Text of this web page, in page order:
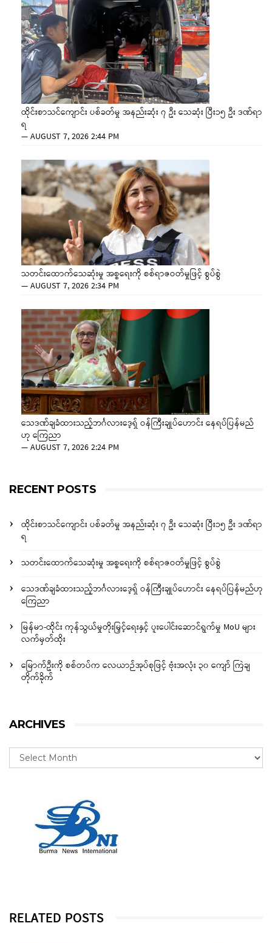
ထိုင်းစာသင်ကျောင်း ပစ်ခတ်မှု အနည်းဆုံး ၇ ဦး သေဆုံး ပြီး၁၅ ဦး ဒဏ်ရာ
ရ
—AUGUST 7, 2026 2:44 PM
သတင်းထောက်သေဆုံးမှု အစ္စရေးကို စစ်ရာဇဝတ်မှုဖြင့် စွပ်စွဲ
—AUGUST 7, 2026 2:34 PM
သေဒဏ်ချခံထားသည့်ဘင်္ဂလားဒေ့ရှ် ဝန်ကြီးချုပ်ဟောင်း နေရပ်ပြန်မည်
ဟု ကြေညာ
—AUGUST 7, 2026 2:24 PM
RECENT POSTS
ထိုင်းစာသင်ကျောင်း ပစ်ခတ်မှု အနည်းဆုံး ၇ ဦး သေဆုံး ပြီး၁၅ ဦး ဒဏ်ရာ
ရ
သတင်းထောက်သေဆုံးမှု အစ္စရေးကို စစ်ရာဇဝတ်မှုဖြင့် စွပ်စွဲ
သေဒဏ်ချခံထားသည့်ဘင်္ဂလားဒေ့ရှ် ဝန်ကြီးချုပ်ဟောင်း နေရပ်ပြန်မည်ဟု
ကြေညာ
မြန်မာ-ထိုင်း ကုန်သွယ်မှုတိုးမြှင့်ရေးနှင့် ပူးပေါင်းဆောင်ရွက်မှု MoU များ
လက်မှတ်ထိုး
မြောက်ဦးကို စစ်တပ်က လေယာဉ်အုပ်စုဖြင့် ဗုံးအလုံး ၃၀ ကျော် ကြဲချ
တိုက်ခိုက်
ARCHIVES
RELATED POSTS